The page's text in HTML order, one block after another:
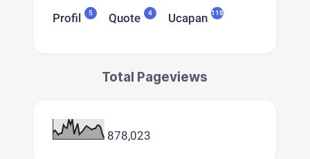
Profil 5 Quote 4 Ucapan 118
Total Pageviews
878,023